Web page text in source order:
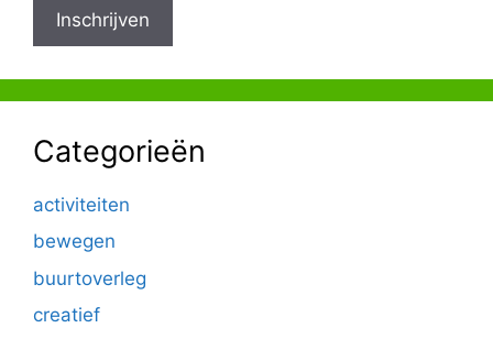
Categorieën
activiteiten
bewegen
buurtoverleg
creatief